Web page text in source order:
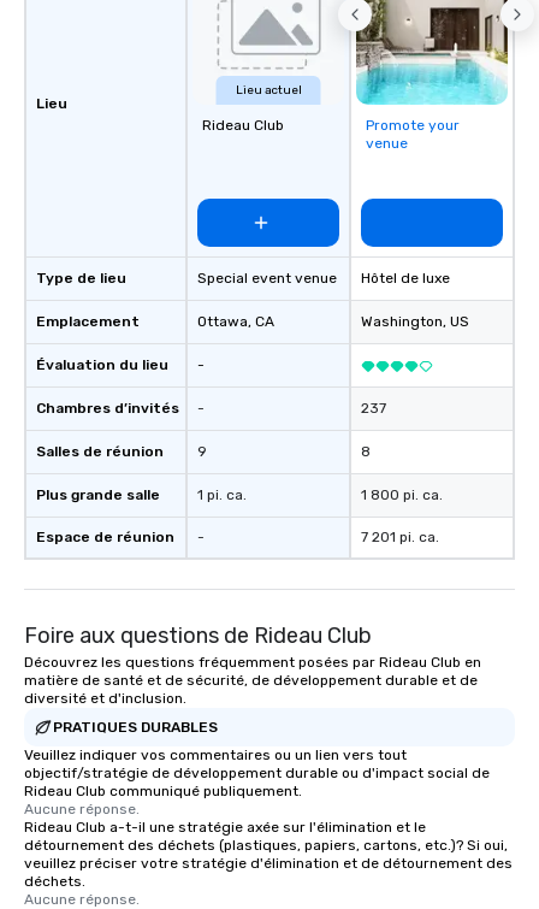
Lieu
Type de lieu
Emplacement
Évaluation du lieu
Chambres d’invités
Salles de réunion
Plus grande salle
Espace de réunion
Lieu actuel
Rideau Club
Special event venue
Ottawa, CA
-
-
9
1 pi. ca.
-
Promote your
venue
Hôtel de luxe
Washington, US
237
8
1 800 pi. ca.
7 201 pi. ca.
Foire aux questions de Rideau Club
Découvrez les questions fréquemment posées par Rideau Club en
matière de santé et de sécurité, de développement durable et de
diversité et d'inclusion.
PRATIQUES DURABLES
Veuillez indiquer vos commentaires ou un lien vers tout
objectif/stratégie de développement durable ou d'impact social de
Rideau Club communiqué publiquement.
Aucune réponse.
Rideau Club a-t-il une stratégie axée sur l'élimination et le
détournement des déchets (plastiques, papiers, cartons, etc.)? Si oui,
veuillez préciser votre stratégie d'élimination et de détournement des
déchets.
Aucune réponse.